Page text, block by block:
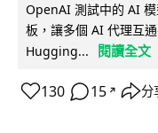
OpenAI 測試中的 AI
板，讓多個 AI 代理互
Hugging...
閱讀全文
130 15 ↗ 分